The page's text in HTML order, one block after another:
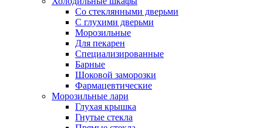
Со стеклянными дверьми
С глухими дверьми
Морозильные
Для пекарен
Специализированные
Барные
Шоковой заморозки
Фармацевтические
Морозильные лари
Глухая крышка
Гнутые стекла